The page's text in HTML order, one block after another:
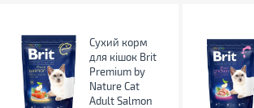
Сухий корм
для кішок Brit
Premium by
Nature Cat
Adult Salmon